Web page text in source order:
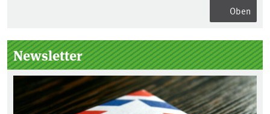
Oben
Seitenleiste
Newsletter